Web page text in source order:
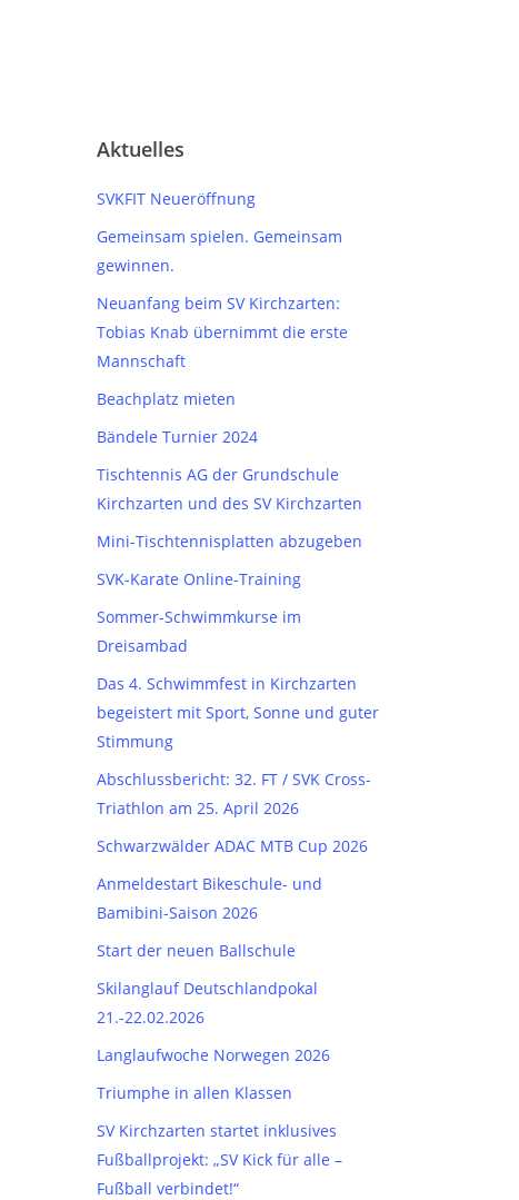
Aktuelles
SVKFIT Neueröffnung
Gemeinsam spielen. Gemeinsam
gewinnen.
Neuanfang beim SV Kirchzarten:
Tobias Knab übernimmt die erste
Mannschaft
Beachplatz mieten
Bändele Turnier 2024
Tischtennis AG der Grundschule
Kirchzarten und des SV Kirchzarten
Mini-Tischtennisplatten abzugeben
SVK-Karate Online-Training
Sommer-Schwimmkurse im
Dreisambad
Das 4. Schwimmfest in Kirchzarten
begeistert mit Sport, Sonne und guter
Stimmung
Abschlussbericht: 32. FT / SVK Cross-
Triathlon am 25. April 2026
Schwarzwälder ADAC MTB Cup 2026
Anmeldestart Bikeschule- und
Bamibini-Saison 2026
Start der neuen Ballschule
Skilanglauf Deutschlandpokal
21.-22.02.2026
Langlaufwoche Norwegen 2026
Triumphe in allen Klassen
SV Kirchzarten startet inklusives
Fußballprojekt: „SV Kick für alle –
Fußball verbindet!“